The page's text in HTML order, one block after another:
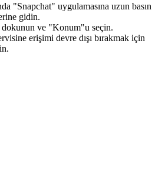
"Snapchat" uygulamasına uzun basın
gidin.
ve "Konum"u seçin.
erişimi devre dışı bırakmak için